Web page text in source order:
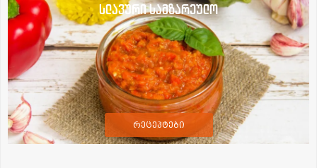
სლავური სამზარეულო
რეცეპტები